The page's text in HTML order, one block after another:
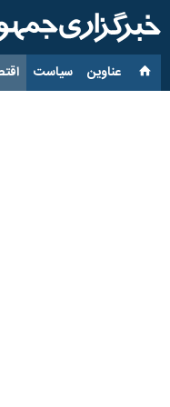
عناوین‌ سیاست